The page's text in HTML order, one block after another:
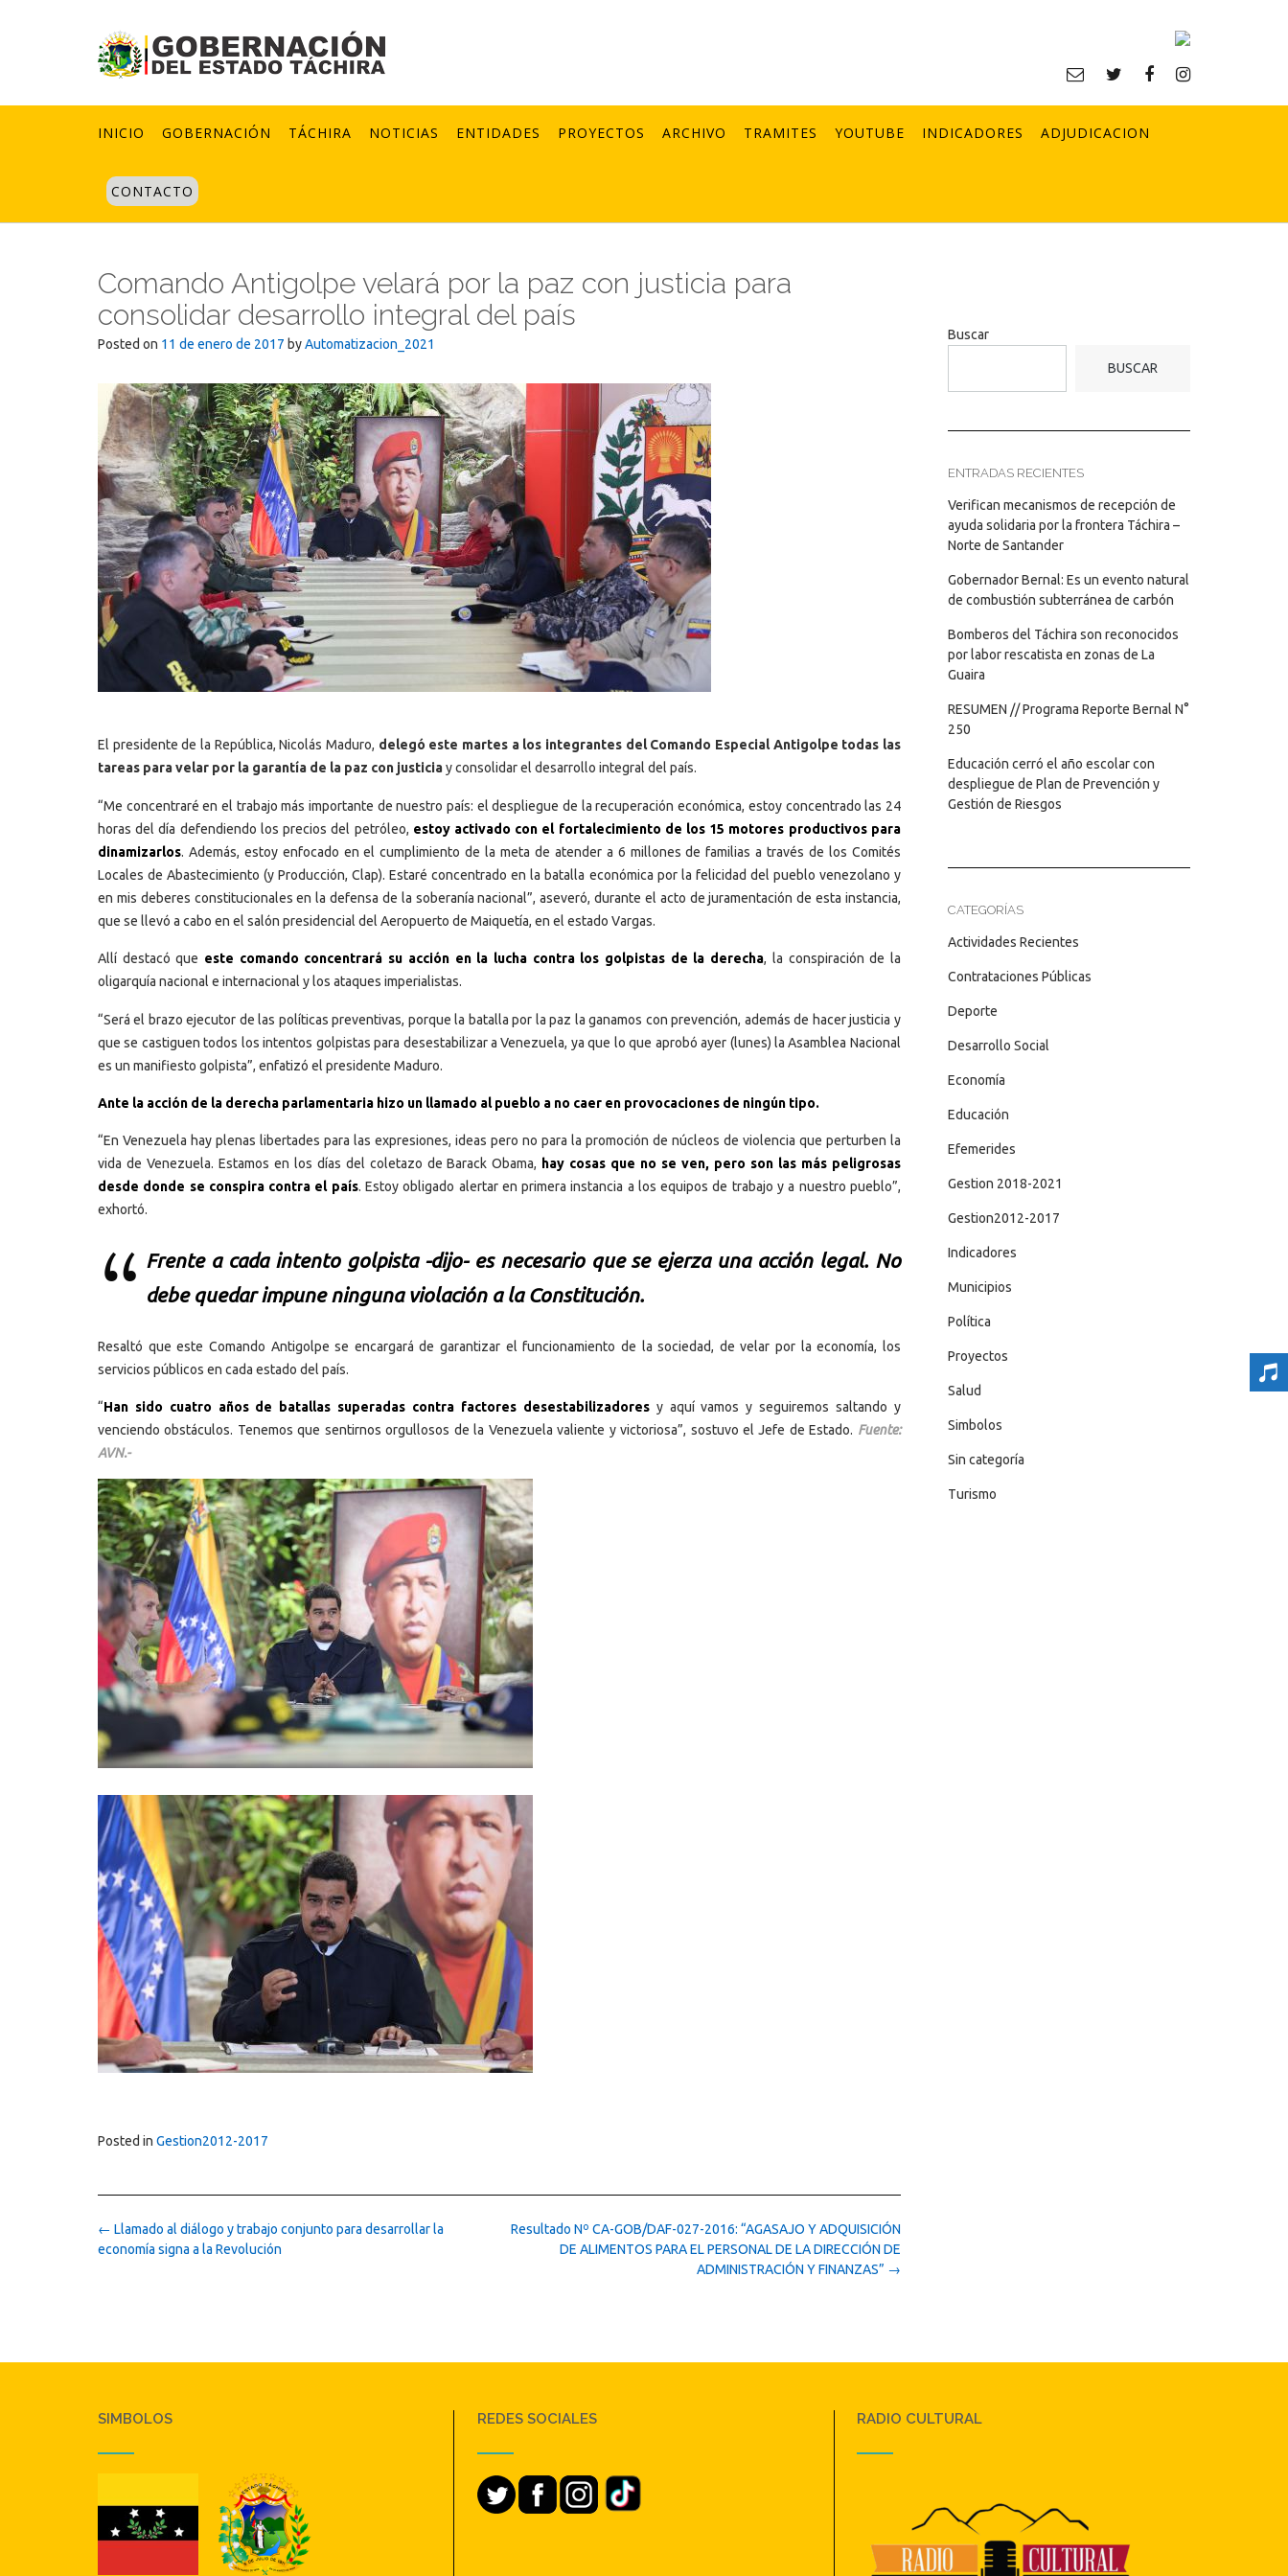
INICIO GOBERNACIÓN TÁCHIRA NOTICIAS ENTIDADES PROYECTOS ARCHIVO TRAMITES YOUTUBE INDICADORES ADJUDICACION
CONTACTO
Comando Antigolpe velará por la paz con justicia para
consolidar desarrollo integral del país
Posted on 11 de enero de 2017 byAutomatizacion_2021
El presidente de la República, Nicolás Maduro, delegó este martes a los integrantes del Comando Especial Antigolpe todas las
tareas para velar por la garantía de la paz con justiciay consolidar el desarrollo integral del país.
“Me concentraré en el trabajo más importante de nuestro país: el despliegue de la recuperación económica, estoy concentrado las 24
horas del día defendiendo los precios del petróleo, estoy activado con el fortalecimiento de los 15 motores productivos para
dinamizarlos. Además, estoy enfocado en el cumplimiento de la meta de atender a 6 millones de familias a través de los Comités
Locales de Abastecimiento (y Producción, Clap). Estaré concentrado en la batalla económica por la felicidad del pueblo venezolano y
en mis deberes constitucionales en la defensa de la soberanía nacional”, aseveró, durante el acto de juramentación de esta instancia,
que se llevó a cabo en el salón presidencial del Aeropuerto de Maiquetía, en el estado Vargas.
Allí destacó que este comando concentrará su acción en la lucha contra los golpistas de la derecha, la conspiración de la
oligarquía nacional e internacional y los ataques imperialistas.
“Será el brazo ejecutor de las políticas preventivas, porque la batalla por la paz la ganamos con prevención, además de hacer justicia y
que se castiguen todos los intentos golpistas para desestabilizar a Venezuela, ya que lo que aprobó ayer (lunes) la Asamblea Nacional
es un manifiesto golpista”, enfatizó el presidente Maduro.
Ante la acción de la derecha parlamentaria hizo un llamado al pueblo a no caer en provocaciones de ningún tipo.
“En Venezuela hay plenas libertades para las expresiones, ideas pero no para la promoción de núcleos de violencia que perturben la
vida de Venezuela. Estamos en los días del coletazo de Barack Obama, hay cosas que no se ven, pero son las más peligrosas
desde donde se conspira contra el país. Estoy obligado alertar en primera instancia a los equipos de trabajo y a nuestro pueblo”,
exhortó.
Frente a cada intento golpista -dijo- es necesario que se ejerza una acción legal. No
debe quedar impune ninguna violación a la Constitución.
Resaltó que este Comando Antigolpe se encargará de garantizar el funcionamiento de la sociedad, de velar por la economía, los
servicios públicos en cada estado del país.
“Han sido cuatro años de batallas superadas contra factores desestabilizadoresy aquí vamos y seguiremos saltando y
venciendo obstáculos. Tenemos que sentirnos orgullosos de la Venezuela valiente y victoriosa”, sostuvo el Jefe de Estado. Fuente:
AVN.-
Posted in Gestion2012-2017
Post
navigation
Resultado Nº CA-GOB/DAF-027-2016: “AGASAJO Y ADQUISICIÓN
DE ALIMENTOS PARA EL PERSONAL DE LA DIRECCIÓN DE
ADMINISTRACIÓN Y FINANZAS” →
← Llamado al diálogo y trabajo conjunto para desarrollar la
economía signa a la Revolución
Buscar
BUSCAR
ENTRADAS RECIENTES
Verifican mecanismos de recepción de
ayuda solidaria por la frontera Táchira –
Norte de Santander
Gobernador Bernal: Es un evento natural
de combustión subterránea de carbón
Bomberos del Táchira son reconocidos
por labor rescatista en zonas de La
Guaira
RESUMEN // Programa Reporte Bernal N°
250
Educación cerró el año escolar con
despliegue de Plan de Prevención y
Gestión de Riesgos
CATEGORÍAS
Actividades Recientes
Contrataciones Públicas
Deporte
Desarrollo Social
Economía
Educación
Efemerides
Gestion 2018-2021
Gestion2012-2017
Indicadores
Municipios
Política
Proyectos
Salud
Simbolos
Sin categoría
Turismo
SIMBOLOS REDES SOCIALES RADIO CULTURAL